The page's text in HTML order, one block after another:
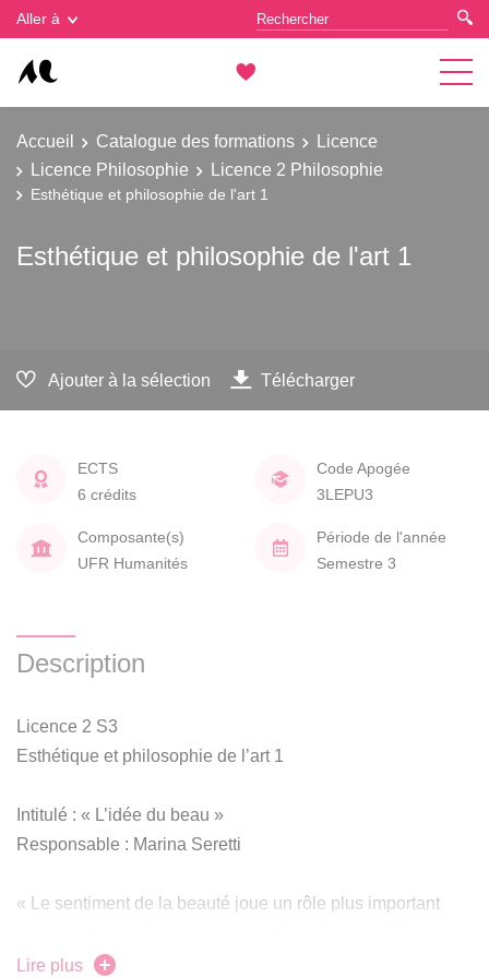
Aller à
Accueil Catalogue des formations
Licence
Licence Philosophie
Licence 2 Philosophie
Esthétique et philosophie de l'art 1
Esthétique et philosophie de l'art 1
Ajouter à la sélection Télécharger
ECTS
6 crédits
Code Apogée
3LEPU3
Composante(s)
UFR Humanités
Période de l'année
Semestre 3
Description
Licence 2 S3
Esthétique et philosophie de l’art 1
Intitulé : « L’idée du beau »
Responsable : Marina Seretti
« Le sentiment de la beauté joue un rôle plus important
sein de la philosophie », écrivait Santayana dans son
Lire plus
Gestion des cookies